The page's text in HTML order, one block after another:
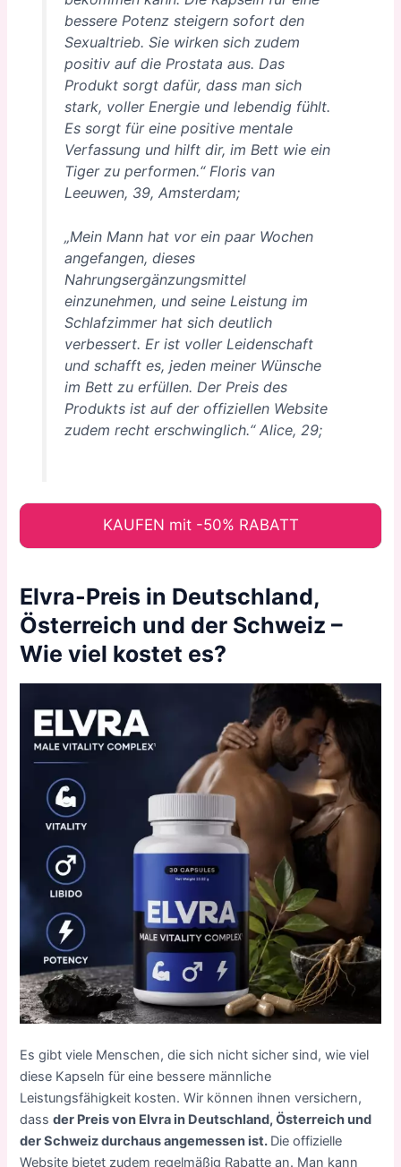
bessere Potenz steigern sofort den
Sexualtrieb. Sie wirken sich zudem
positiv auf die Prostata aus. Das
Produkt sorgt dafür, dass man sich
stark, voller Energie und lebendig fühlt.
Es sorgt für eine positive mentale
Verfassung und hilft dir, im Bett wie ein
Tiger zu performen.“ Floris van
Leeuwen, 39, Amsterdam;
„Mein Mann hat vor ein paar Wochen
angefangen, dieses
Nahrungsergänzungsmittel
einzunehmen, und seine Leistung im
Schlafzimmer hat sich deutlich
verbessert. Er ist voller Leidenschaft
und schafft es, jeden meiner Wünsche
im Bett zu erfüllen. Der Preis des
Produkts ist auf der offiziellen Website
zudem recht erschwinglich.“ Alice, 29;
KAUFEN mit -50% RABATT
Elvra-Preis in Deutschland,
Österreich und der Schweiz –
Wie viel kostet es?
Es gibt viele Menschen, die sich nicht sicher sind, wie viel
diese Kapseln für eine bessere männliche
Leistungsfähigkeit kosten. Wir können ihnen versichern,
dassder Preis von Elvra in Deutschland, Österreich und
der Schweiz durchaus angemessen ist. Die offizielle
Website bietet zudem regelmäßig Rabatte an. Man kann